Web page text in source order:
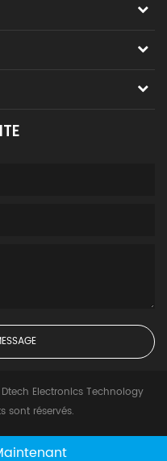
Electronics Technology
sont réservés.